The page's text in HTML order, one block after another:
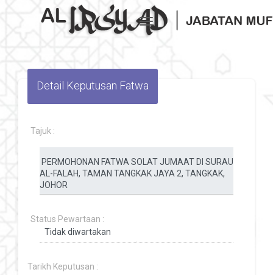
Toggle navigation
Detail Keputusan Fatwa
Tajuk :
Status Pewartaan :
Tarikh Keputusan :